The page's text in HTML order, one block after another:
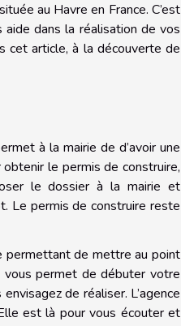
au Havre en France. C’est
dans la réalisation de vos
cet article, à la découverte de
à la mairie de d’avoir une
le permis de construire,
le dossier à la mairie et
Le permis de construire reste
permettant de mettre au point
vous permet de débuter votre
de réaliser. L’agence
est là pour vous écouter et